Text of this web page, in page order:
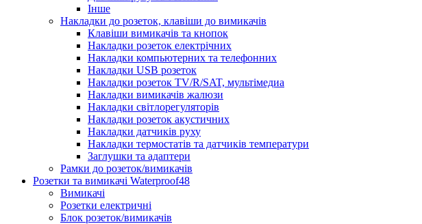
Інше
Накладки до розеток, клавіши до вимикачів
Клавіши вимикачів та кнопок
Накладки розеток електрічних
Накладки компьютерних та телефонних
Накладки USB розеток
Накладки розеток TV/R/SAT, мультімедиа
Накладки вимикачів жалюзи
Накладки світлорегуляторів
Накладки розеток акустичних
Накладки датчиків руху
Накладки термостатів та датчиків температури
Заглушки та адаптери
Рамки до розеток/вимикачів
Розетки та вимикачі Waterproof48
Вимикачі
Розетки електричні
Блок розеток/вимикачів